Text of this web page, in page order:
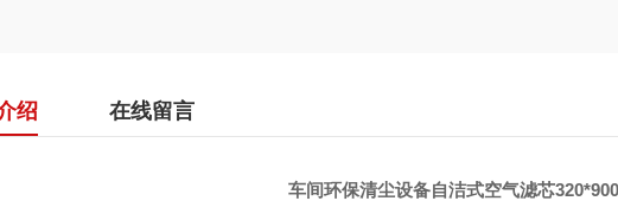
绍 在线留言
车间环保清尘设备自洁式空气滤芯320*900